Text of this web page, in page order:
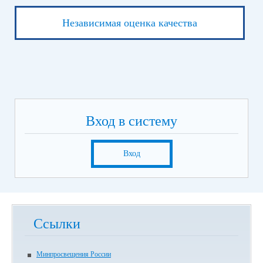
Независимая оценка качества
Вход в систему
Вход
Ссылки
Минпросвещения России